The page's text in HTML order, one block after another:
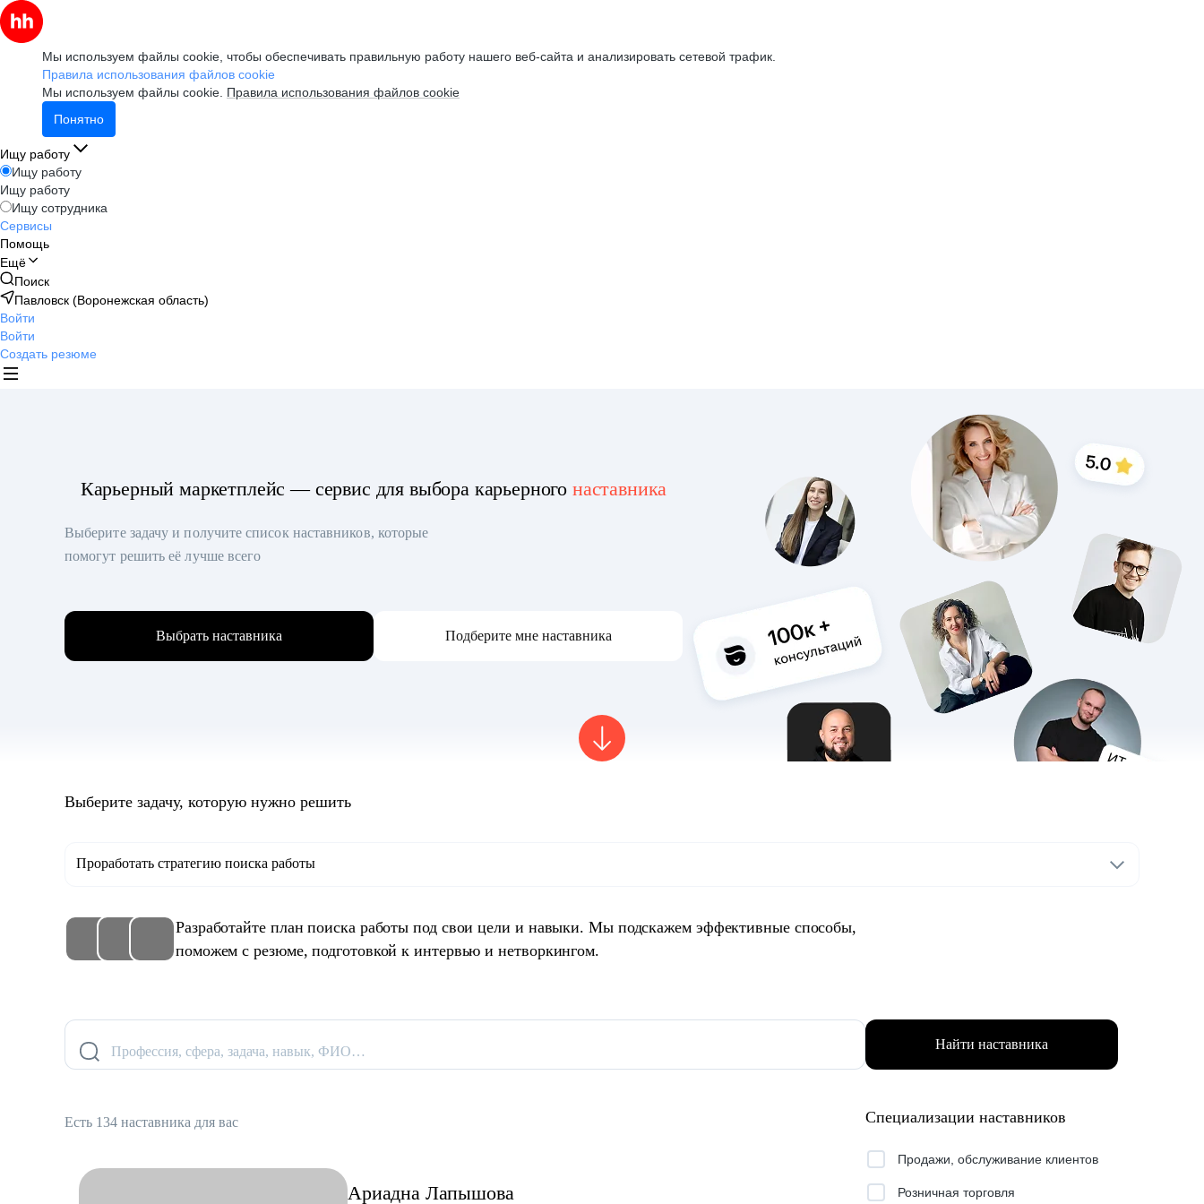
Мы используем файлы cookie, чтобы обеспечивать правильную работу нашего веб-сайта и анализировать сетевой трафик.
Правила использования файлов cookie
Мы используем файлы cookie. Правила использования файлов cookie
Понятно
Ищу работу
Ищу работу
Ищу работу
Ищу сотрудника
Сервисы
Помощь
Ещё
Поиск
Павловск (Воронежская область)
Войти
Войти
Создать резюме
Карьерный маркетплейс — сервис для выбора карьерного наставника
Выберите задачу и получите список наставников, которые
помогут решить её лучше всего
Выбрать наставника Подберите мне наставника
Выберите задачу, которую нужно решить
Проработать стратегию поиска работы
Разработайте план поиска работы под свои цели и навыки. Мы подскажем эффективные способы,
поможем с резюме, подготовкой к интервью и нетворкингом.
Профессия, сфера, задача, навык, ФИО… Найти наставника
Есть 134 наставника для вас
Ариадна Лапышова
Специализации наставников
Продажи, обслуживание клиентов
Розничная торговля